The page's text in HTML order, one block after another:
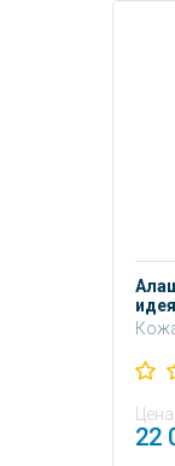
Цена
22